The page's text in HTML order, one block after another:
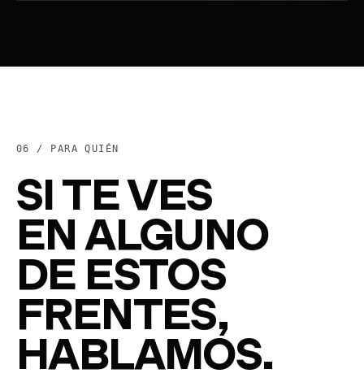
06 / PARA QUIÉN
SI TE VES
EN ALGUNO
DE ESTOS
FRENTES,
HABLAMOS.